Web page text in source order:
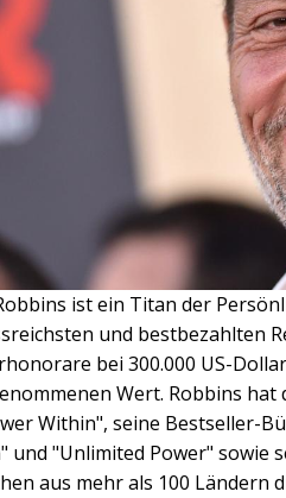
ist ein Titan der
und bestbezahlten
bei 300.000 US-
Wert. Robbins hat
Within", seine Bestseller-
und "Unlimited Power" sowie
aus mehr als 100